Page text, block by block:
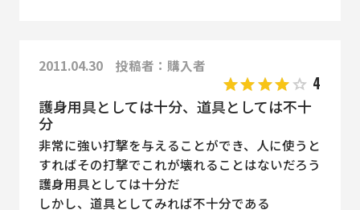
2011.04.30 投稿者：購入者
4
護身用具としては十分、道具としては不十
分
非常に強い打撃を与えることができ、人に使うと
すればその打撃でこれが壊れることはないだろう
護身用具としては十分だ
しかし、道具としてみれば不十分である